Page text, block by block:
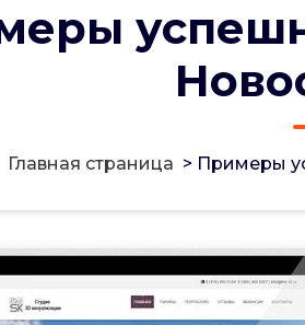
Главная страница > Примеры